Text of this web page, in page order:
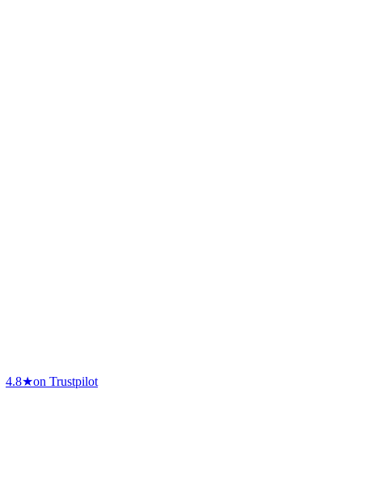
4.8★on Trustpilot